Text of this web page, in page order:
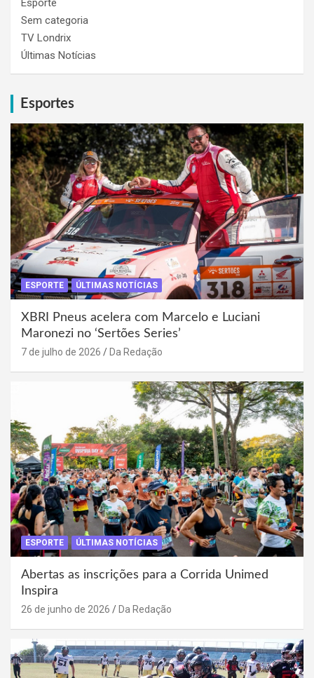
Esporte
Sem categoria
TV Londrix
Últimas Notícias
Esportes
ESPORTE ÚLTIMAS NOTÍCIAS
XBRI Pneus acelera com Marcelo e Luciani
Maronezi no ‘Sertões Series’
7 de julho de 2026 Da Redação
ESPORTE ÚLTIMAS NOTÍCIAS
Abertas as inscrições para a Corrida Unimed
Inspira
26 de junho de 2026 Da Redação